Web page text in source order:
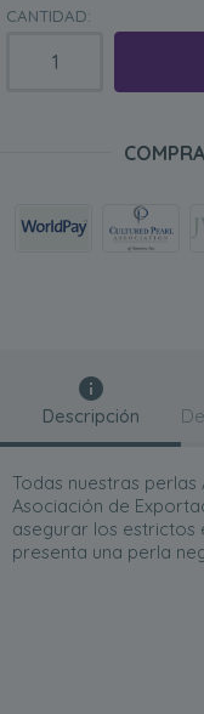
CANTIDAD:
Descripción
Todas nuestras
Asociación de
asegurar los estrictos
presenta una perla